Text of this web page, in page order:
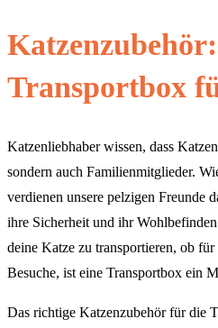
Transportbox
Katzenliebhaber wissen, dass
sondern auch Familienmitglieder.
verdienen unsere pelzigen Freunde
ihre Sicherheit und ihr
deine Katze zu transportieren, ob
Besuche, ist eine Transportbox ein
Das richtige Katzenzubehör für die